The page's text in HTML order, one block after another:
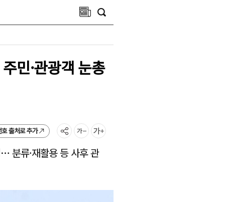
민·관광객 눈총
출처로 추가
분류·재활용 등 사후 관